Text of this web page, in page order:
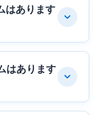
はあります
はあります